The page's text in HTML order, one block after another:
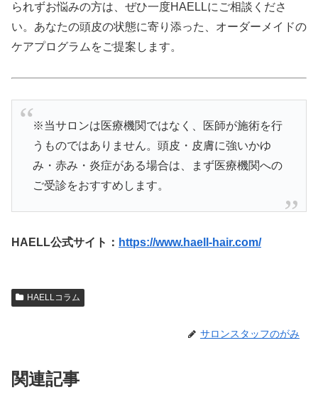
られずお悩みの方は、ぜひ一度HAELLにご相談くださ
い。あなたの頭皮の状態に寄り添った、オーダーメイドの
ケアプログラムをご提案します。
※当サロンは医療機関ではなく、医師が施術を行
うものではありません。頭皮・皮膚に強いかゆ
み・赤み・炎症がある場合は、まず医療機関への
ご受診をおすすめします。
HAELL公式サイト： https://www.haell-hair.com/
HAELLコラム
サロンスタッフのがみ
関連記事